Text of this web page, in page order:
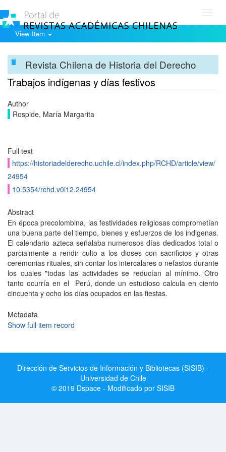
View Item
Revista Chilena de Historia del Derecho
Trabajos indígenas y días festivos
Author
Rospide, María Margarita
Full text
https://historiadelderecho.uchile.cl/index.php/RCHD/article/view/
24954
10.5354/rchd.v0i12.24954
Abstract
En época precolombina, las festividades religiosas comprometían
una buena parte del tiempo, bienes y esfuerzos de los indigenas.
El calendario azteca señalaba numerosos días dedicados total o
parcialmente a rendir culto a los dioses con sacrificios y otras
ceremonias rituales, sin contar los intercalares o nefastos durante
los cuales "todas las actividades se reducían al mínimo. Otro
tanto ocurría en el Perú, donde un estudioso calcula en ciento
cincuenta y ocho los días ocupados en las fiestas.
Metadata
Show full item record
Dirección de Servicios de Información y Bibliotecas (SISIB) -
Universidad de Chile
© 2019 Dspace - Modificado por SISIB